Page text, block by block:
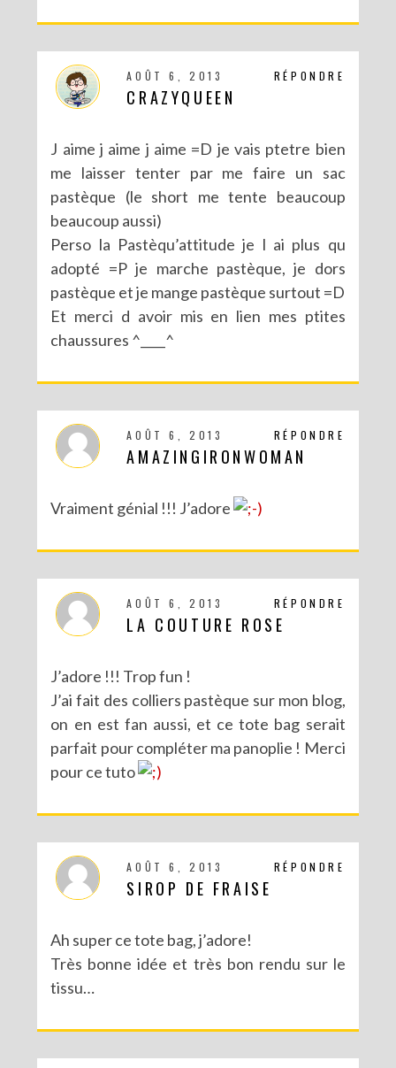
RÉPONDRE
AOÛT 6, 2013
CRAZYQUEEN
J aime j aime j aime =D je vais ptetre bien
me laisser tenter par me faire un sac
pastèque (le short me tente beaucoup
beaucoup aussi)
Perso la Pastèqu’attitude je l ai plus qu
adopté =P je marche pastèque, je dors
pastèque et je mange pastèque surtout =D
Et merci d avoir mis en lien mes ptites
chaussures ^____^
RÉPONDRE
AOÛT 6, 2013
AMAZINGIRONWOMAN
Vraiment génial !!! J’adore
RÉPONDRE
AOÛT 6, 2013
LA COUTURE ROSE
J’adore !!! Trop fun !
J’ai fait des colliers pastèque sur mon blog,
on en est fan aussi, et ce tote bag serait
parfait pour compléter ma panoplie ! Merci
pour ce tuto
RÉPONDRE
AOÛT 6, 2013
SIROP DE FRAISE
Ah super ce tote bag, j’adore!
Très bonne idée et très bon rendu sur le
tissu…